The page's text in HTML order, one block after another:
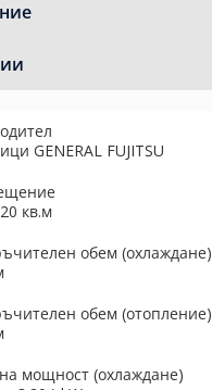
GENERAL FUJITSU
кв.м
обем (охлаждане)
обем (отопление)
мощност (охлаждане)